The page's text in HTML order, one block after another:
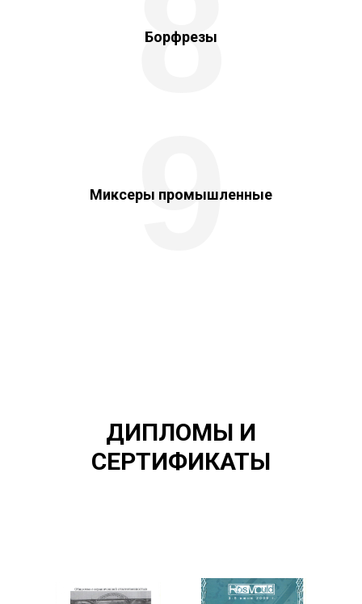
Борфрезы
Миксеры промышленные
9
ДИПЛОМЫ И
СЕРТИФИКАТЫ